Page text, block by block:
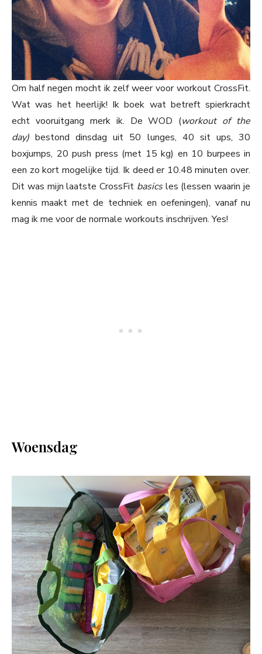
Om half negen mocht ik zelf weer voor workout CrossFit.
Wat was het heerlijk! Ik boek wat betreft spierkracht
echt vooruitgang merk ik. De WOD (workout of the
day)bestond dinsdag uit 50 lunges, 40 sit ups, 30
boxjumps, 20 push press (met 15 kg) en 10 burpees in
een zo kort mogelijke tijd. Ik deed er 10.48 minuten over.
Dit was mijn laatste CrossFit basicsles (lessen waarin je
kennis maakt met de techniek en oefeningen), vanaf nu
mag ik me voor de normale workouts inschrijven. Yes!
Woensdag